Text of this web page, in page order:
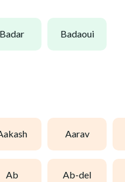
badar badaoui
aakash aarav
ab ab-del